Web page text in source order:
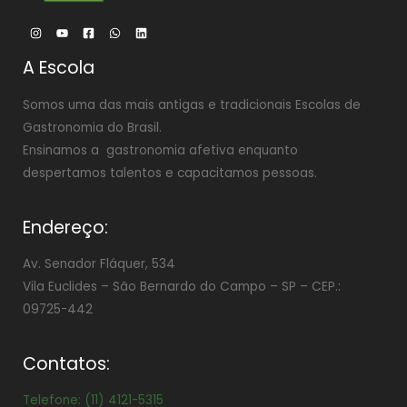
A Escola
Somos uma das mais antigas e tradicionais Escolas de
Gastronomia do Brasil.
Ensinamos a gastronomia afetiva enquanto
despertamos talentos e capacitamos pessoas.
Endereço:
Av. Senador Fláquer, 534
Vila Euclides – São Bernardo do Campo – SP – CEP.:
09725-442
Contatos:
Telefone: (11) 4121-5315